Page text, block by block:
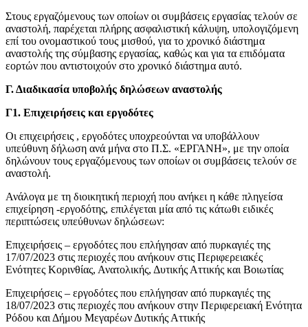
Στους εργαζόμενους των οποίων οι συμβάσεις εργασίας τελούν σε
αναστολή, παρέχεται πλήρης ασφαλιστική κάλυψη, υπολογιζόμενη
επί του ονομαστικού τους μισθού, για το χρονικό διάστημα
αναστολής της σύμβασης εργασίας, καθώς και για τα επιδόματα
εορτών που αντιστοιχούν στο χρονικό διάστημα αυτό.
Γ. Διαδικασία υποβολής δηλώσεων αναστολής
Γ1. Επιχειρήσεις και εργοδότες
Οι επιχειρήσεις , εργοδότες υποχρεούνται να υποβάλλουν
υπεύθυνη δήλωση ανά μήνα στο Π.Σ. «ΕΡΓΑΝΗ», με την οποία
δηλώνουν τους εργαζόμενους των οποίων οι συμβάσεις τελούν σε
αναστολή.
Ανάλογα με τη διοικητική περιοχή που ανήκει η κάθε πληγείσα
επιχείρηση -εργοδότης, επιλέγεται μία από τις κάτωθι ειδικές
περιπτώσεις υπεύθυνων δηλώσεων:
Επιχειρήσεις – εργοδότες που επλήγησαν από πυρκαγιές της
17/07/2023 στις περιοχές που ανήκουν στις Περιφερειακές
Ενότητες Κορινθίας, Ανατολικής, Δυτικής Αττικής και Βοιωτίας
Επιχειρήσεις – εργοδότες που επλήγησαν από πυρκαγιές της
18/07/2023 στις περιοχές που ανήκουν στην Περιφερειακή Ενότητα
Ρόδου και Δήμου Μεγαρέων Δυτικής Αττικής